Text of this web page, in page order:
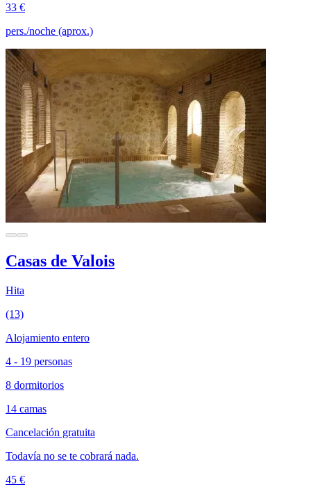
33 €
pers./noche (aprox.)
Casas de Valois
Hita
(13)
Alojamiento entero
4 - 19 personas
8 dormitorios
14 camas
Cancelación gratuita
Todavía no se te cobrará nada.
45 €